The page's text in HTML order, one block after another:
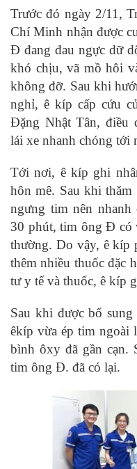
Trước đó ngày 2/11,
Chí Minh nhận được
Đ đang đau ngực dữ
khó chịu, vã mồ hôi
không đỡ. Sau khi
nghỉ, ê kíp cấp cứu
Đặng Nhật Tân, điều
lái xe nhanh chóng tới
Tới nơi, ê kíp ghi
hôn mê. Sau khi
ngưng tim nên
30 phút, tim ông Đ có
thường. Do vậy, ê kíp
thêm nhiều thuốc đặc
tư y tế và thuốc, ê kíp
Sau khi được bổ
êkíp vừa ép tim ngoài
bình ôxy đã gần cạn.
tim ông Đ. đã có lại.